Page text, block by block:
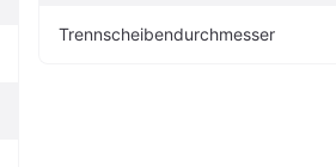
Trennscheibendurchmesser